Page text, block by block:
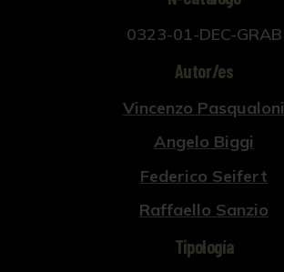
0323-01-DEC-GRAB
Autor/es
Vincenzo Pasqualoni
Angelo Biggi
Federico Seifert
Raffaello Sanzio
Tipología